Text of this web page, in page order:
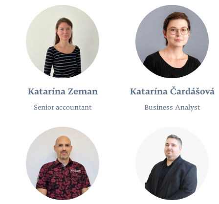
Katarína Zeman
Senior accountant
Katarína Čardášová
Business Analyst